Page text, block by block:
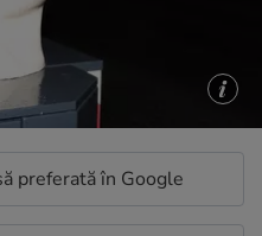
preferată în Google